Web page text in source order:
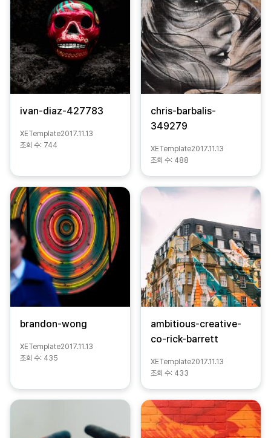
ivan-diaz-427783
XETemplate2017.11.13
조회 수: 744
chris-barbalis-
349279
XETemplate2017.11.13
조회 수: 488
brandon-wong
XETemplate2017.11.13
조회 수: 435
ambitious-creative-
co-rick-barrett
XETemplate2017.11.13
조회 수: 433